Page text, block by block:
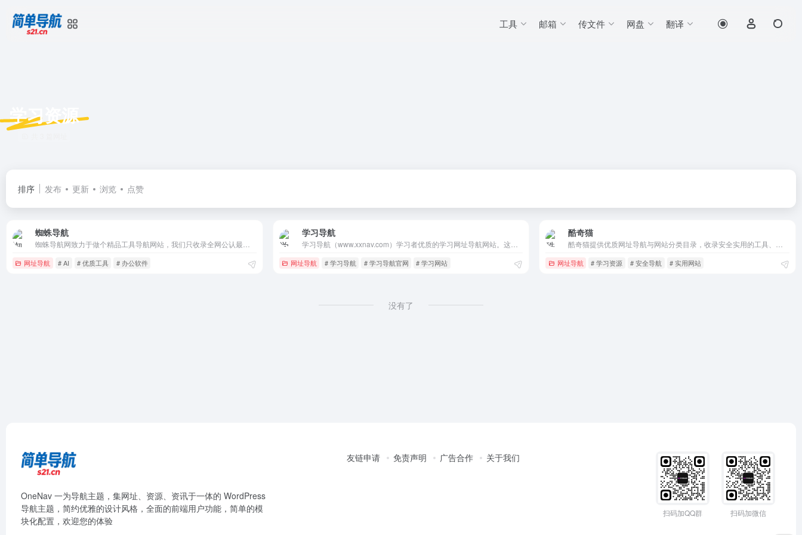
工具 邮箱 传文件 网盘 翻译
学习资源
排序 发布 更新 浏览 点赞
蜘蛛导航
网址导航 # AI # 优质工具 # 办公软件
学习导航
学习导航（www.xxnav.com）学习者优质的学习网址导航网站。这里汇聚了海量优质学习资源，涵盖各个学科领域和学习阶段。无论是在校学生、上班职场人士还是终身学习者，都能在 XxNav.com 快速找到适合自己的学习路径。以学习为帆，以 XxNav.com 为导航，驶向知识的广阔海洋，开启智慧人生
网址导航 # 学习导航 # 学习导航官网 # 学习网站
酷奇猫
网址导航 # 学习资源 # 安全导航 # 实用网站
没有了
OneNav 一为导航主题，集网址、资源、资讯于一体的 WordPress
导航主题，简约优雅的设计风格，全面的前端用户功能，简单的模
块化配置，欢迎您的体验
友链申请 免责声明 广告合作 关于我们
扫码加QQ群 扫码加微信